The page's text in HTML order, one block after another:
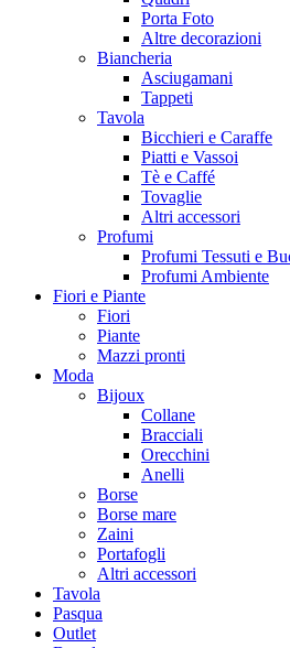
Porta Foto
Altre decorazioni
Biancheria
Asciugamani
Tappeti
Tavola
Bicchieri e Caraffe
Piatti e Vassoi
Tè e Caffé
Tovaglie
Altri accessori
Profumi
Profumi Tessuti e
Profumi Ambiente
Fiori e Piante
Fiori
Piante
Mazzi pronti
Moda
Bijoux
Collane
Bracciali
Orecchini
Anelli
Borse
Borse mare
Zaini
Portafogli
Altri accessori
Tavola
Pasqua
Outlet